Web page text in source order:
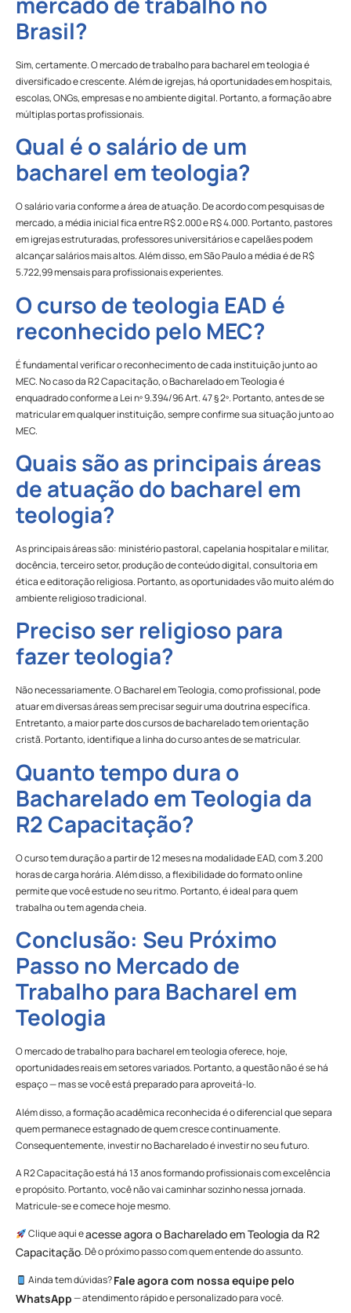
Brasil?
Sim, certamente. O mercado de trabalho para bacharel em teologia é
diversificado e crescente. Além de igrejas, há oportunidades em hospitais,
escolas, ONGs, empresas e no ambiente digital. Portanto, a formação abre
múltiplas portas profissionais.
Qual é o salário de um
bacharel em teologia?
O salário varia conforme a área de atuação. De acordo com pesquisas de
mercado, a média inicial fica entre R$ 2.000 e R$ 4.000. Portanto, pastores
em igrejas estruturadas, professores universitários e capelães podem
alcançar salários mais altos. Além disso, em São Paulo a média é de R$
5.722,99 mensais para profissionais experientes.
O curso de teologia EAD é
reconhecido pelo MEC?
É fundamental verificar o reconhecimento de cada instituição junto ao
MEC. No caso da R2 Capacitação, o Bacharelado em Teologia é
enquadrado conforme a Lei nº 9.394/96 Art. 47 § 2º. Portanto, antes de se
matricular em qualquer instituição, sempre confirme sua situação junto ao
MEC.
Quais são as principais áreas
de atuação do bacharel em
teologia?
As principais áreas são: ministério pastoral, capelania hospitalar e militar,
docência, terceiro setor, produção de conteúdo digital, consultoria em
ética e editoração religiosa. Portanto, as oportunidades vão muito além do
ambiente religioso tradicional.
Preciso ser religioso para
fazer teologia?
Não necessariamente. O Bacharel em Teologia, como profissional, pode
atuar em diversas áreas sem precisar seguir uma doutrina específica.
Entretanto, a maior parte dos cursos de bacharelado tem orientação
cristã. Portanto, identifique a linha do curso antes de se matricular.
Quanto tempo dura o
Bacharelado em Teologia da
R2 Capacitação?
O curso tem duração a partir de 12 meses na modalidade EAD, com 3.200
horas de carga horária. Além disso, a flexibilidade do formato online
permite que você estude no seu ritmo. Portanto, é ideal para quem
trabalha ou tem agenda cheia.
Conclusão: Seu Próximo
Passo no Mercado de
Trabalho para Bacharel em
Teologia
O mercado de trabalho para bacharel em teologia oferece, hoje,
oportunidades reais em setores variados. Portanto, a questão não é se há
espaço — mas se você está preparado para aproveitá-lo.
Além disso, a formação acadêmica reconhecida é o diferencial que separa
quem permanece estagnado de quem cresce continuamente.
Consequentemente, investir no Bacharelado é investir no seu futuro.
A R2 Capacitação está há 13 anos formando profissionais com excelência
e propósito. Portanto, você não vai caminhar sozinho nessa jornada.
Matricule-se e comece hoje mesmo.
Clique aqui eacesse agora o Bacharelado em Teologia da R2
Capacitação. Dê o próximo passo com quem entende do assunto.
Ainda tem dúvidas?Fale agora com nossa equipe pelo
WhatsApp— atendimento rápido e personalizado para você.